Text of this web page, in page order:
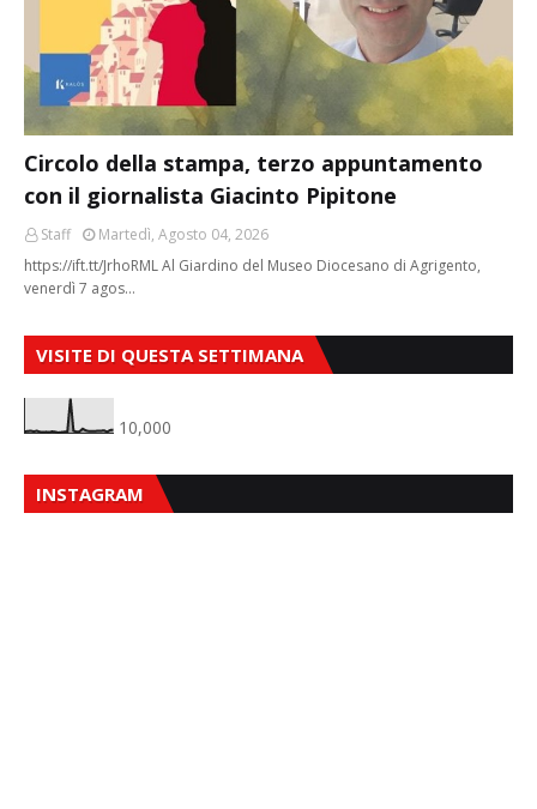
Circolo della stampa, terzo appuntamento
con il giornalista Giacinto Pipitone
Staff
Martedì, Agosto 04, 2026
https://ift.tt/JrhoRML Al Giardino del Museo Diocesano di Agrigento,
venerdì 7 agos…
VISITE DI QUESTA SETTIMANA
10,000
INSTAGRAM